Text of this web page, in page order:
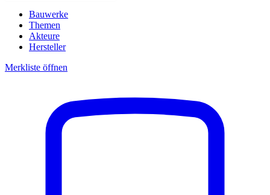
Bauwerke
Themen
Akteure
Hersteller
Merkliste öffnen